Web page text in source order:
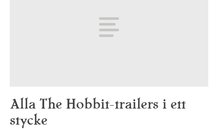
Alla The Hobbit-trailers i ett
stycke